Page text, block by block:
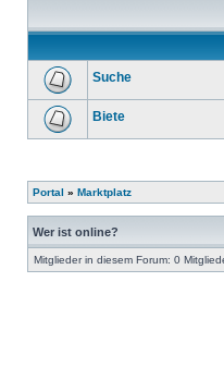
Suche
Biete
Portal » Marktplatz
Wer ist online?
Mitglieder in diesem Forum: 0